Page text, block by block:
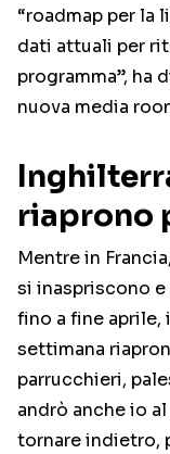
“roadmap per la
dati attuali per
programma”, ha
nuova media
riaprono
Mentre in
si inaspriscono
fino a fine aprile,
settimana
parrucchieri,
andrò anche io
tornare indietro,